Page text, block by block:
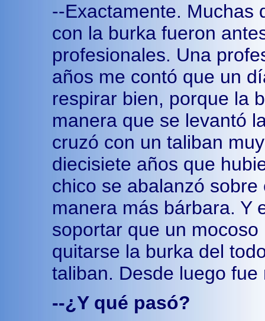
--Exactamente. Muchas
con la burka fueron
profesionales. Una
años me contó que un
respirar bien, porque la
manera que se levantó
cruzó con un taliban
diecisiete años que
chico se abalanzó
manera más bárbara. Y
soportar que un
quitarse la burka del
taliban. Desde luego fue
--¿Y qué pasó?